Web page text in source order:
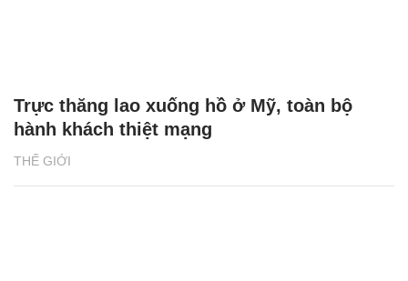
THẾ GIỚI
Trực thăng lao xuống hồ ở Mỹ, toàn bộ
hành khách thiệt mạng